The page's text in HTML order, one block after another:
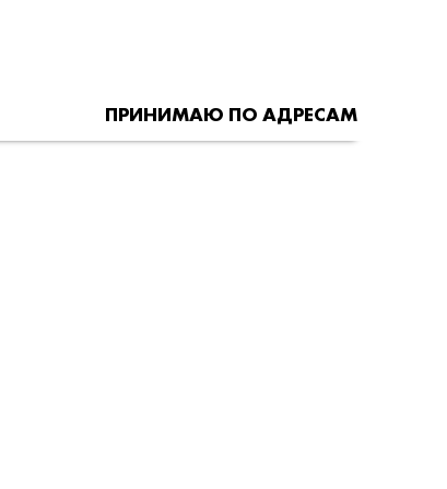
ПРИНИМАЮ ПО АДРЕСАМ